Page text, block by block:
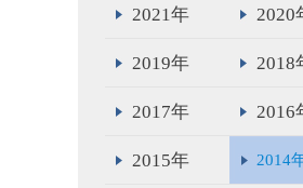
2021年 2020
2019年 2018
2017年 2016
2015年 2014